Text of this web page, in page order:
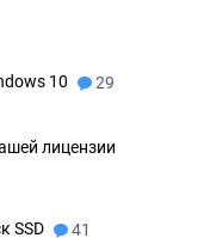
10 29
лицензии
SSD 41